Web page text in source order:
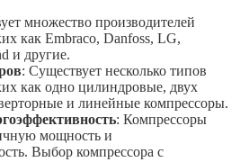
множество производителей
как Embraco, Danfoss, LG,
и другие.
: Существует несколько типов
как одно цилиндровые, двух
и линейные компрессоры.
: Компрессоры
мощность и
Выбор компрессора с